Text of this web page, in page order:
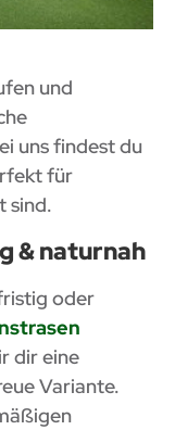
und
uns findest du
für
sind.
& naturnah
oder
dir eine
Variante.